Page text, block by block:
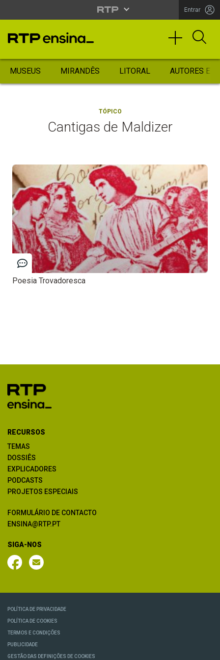
Entrar
MUSEUS MIRANDÊS LITORAL AUTORES
TÓPICO
Cantigas de Maldizer
Poesia Trovadoresca
RECURSOS
TEMAS
DOSSIÊS
EXPLICADORES
PODCASTS
PROJETOS ESPECIAIS
FORMULÁRIO DE CONTACTO
ENSINA@RTP.PT
SIGA-NOS
POLÍTICA DE PRIVACIDADE
POLÍTICA DE COOKIES
TERMOS E CONDIÇÕES
PUBLICIDADE
GESTÃO DAS DEFINIÇÕES DE COOKIES